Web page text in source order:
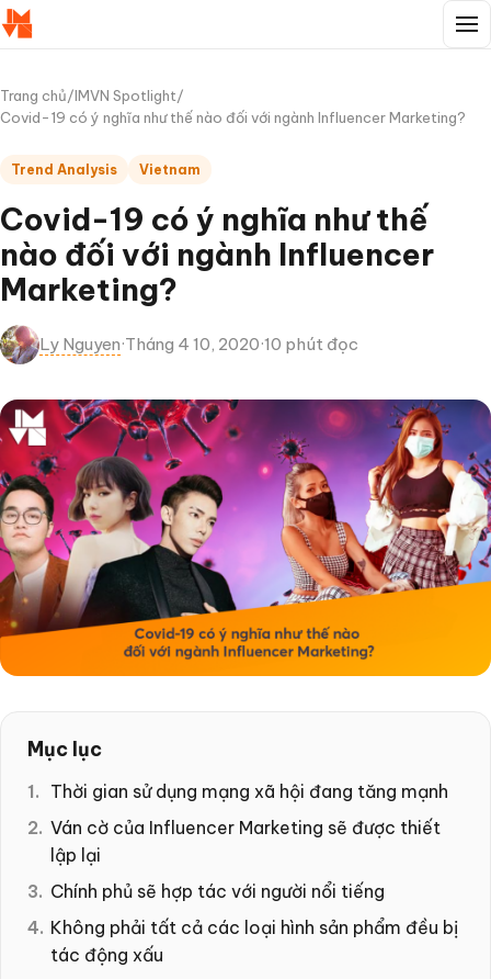
Trang chủ/IMVN Spotlight/
Covid-19 có ý nghĩa như thế nào đối với ngành Influencer Marketing?
Trend Analysis Vietnam
Covid-19 có ý nghĩa như thế
nào đối với ngành Influencer
Marketing?
Ly Nguyen·Tháng 4 10, 2020·10 phút đọc
Mục lục
Thời gian sử dụng mạng xã hội đang tăng mạnh
Ván cờ của Influencer Marketing sẽ được thiết
lập lại
Chính phủ sẽ hợp tác với người nổi tiếng
Không phải tất cả các loại hình sản phẩm đều bị
tác động xấu